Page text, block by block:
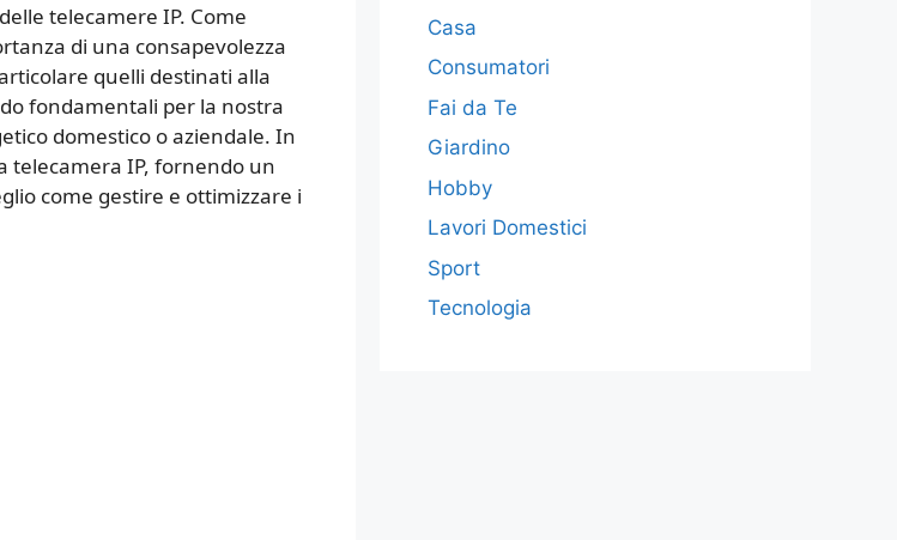
telecamere IP. Come
di una consapevolezza
quelli destinati alla
fondamentali per la nostra
domestico o aziendale. In
telecamera IP, fornendo un
come gestire e ottimizzare i
Casa
Consumatori
Fai da Te
Giardino
Hobby
Lavori Domestici
Sport
Tecnologia